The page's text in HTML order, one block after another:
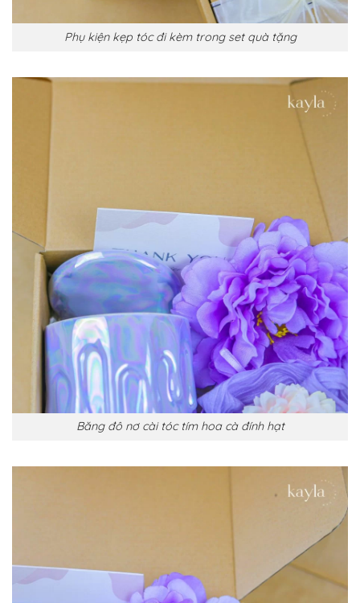
Phụ kiện kẹp tóc đi kèm trong set quà tặng
Băng đô nơ cài tóc tím hoa cà đính hạt